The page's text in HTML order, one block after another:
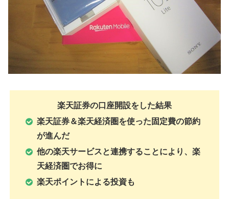
楽天証券の口座開設をした結果
楽天証券＆楽天経済圏を使った固定費の節約
が進んだ
他の楽天サービスと連携することにより、楽
天経済圏でお得に
楽天ポイントによる投資も